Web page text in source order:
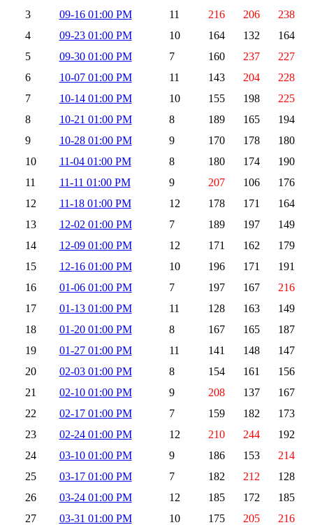
3
09-16 01:00 PM 11 216 206 238
4
09-23 01:00 PM 10 164 132 164
5
09-30 01:00 PM 7 160 237 227
6
10-07 01:00 PM 11 143 204 228
7
10-14 01:00 PM 10 155 198 225
8
10-21 01:00 PM 8 189 165 194
9
10-28 01:00 PM 9 170 178 180
10
11-04 01:00 PM 8 180 174 190
11
11-11 01:00 PM 9 207 106 176
12
11-18 01:00 PM 12 178 171 164
13
12-02 01:00 PM 7 189 197 149
14
12-09 01:00 PM 12 171 162 179
15
12-16 01:00 PM 10 196 171 191
16
01-06 01:00 PM 7 197 167 216
17
01-13 01:00 PM 11 128 163 149
18
01-20 01:00 PM 8 167 165 187
19
01-27 01:00 PM 11 141 148 147
20
02-03 01:00 PM 8 154 161 156
21
02-10 01:00 PM 9 208 137 167
22
02-17 01:00 PM 7 159 182 173
23
02-24 01:00 PM 12 210 244 192
24
03-10 01:00 PM 9 186 153 214
25
03-17 01:00 PM 7 182 212 128
26
03-24 01:00 PM 12 185 172 185
27
03-31 01:00 PM 10 175 205 216